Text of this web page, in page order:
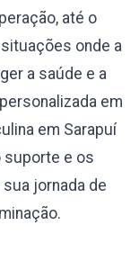
até o
onde a
a saúde e a
em
em Sarapuí
suporte e os
jornada de